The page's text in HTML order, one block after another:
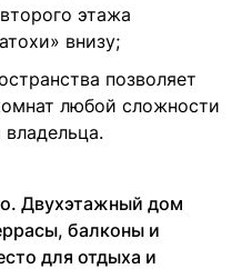
этажа
внизу;
позволяет
любой сложности
Двухэтажный дом
балконы и
для отдыха и